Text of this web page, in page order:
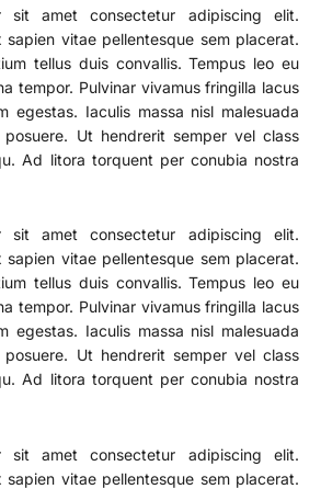
sit amet consectetur adipiscing elit.
sapien vitae pellentesque sem placerat.
tellus duis convallis. Tempus leo eu
tempor. Pulvinar vivamus fringilla lacus
egestas. Iaculis massa nisl malesuada
Ut hendrerit semper vel class
Ad litora torquent per conubia nostra
sit amet consectetur adipiscing elit.
sapien vitae pellentesque sem placerat.
tellus duis convallis. Tempus leo eu
tempor. Pulvinar vivamus fringilla lacus
egestas. Iaculis massa nisl malesuada
Ut hendrerit semper vel class
Ad litora torquent per conubia nostra
sit amet consectetur adipiscing elit.
sapien vitae pellentesque sem placerat.